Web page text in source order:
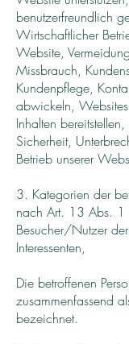
benutzerfreundlich
Wirtschaftlicher
Website,
Missbrauch,
Kundenpflege,
abwickeln,
Inhalten
Sicherheit,
Betrieb unserer
3. Kategorien der
nach Art. 13 Abs. 1
Besucher/Nutzer
Interessenten,
Die betroffenen
zusammenfassend
bezeichnet.